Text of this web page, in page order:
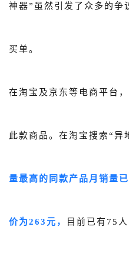
神器”虽然引发了众多的争
买单。
在淘宝及京东等电商平台
此款商品。在淘宝搜索“异
量最高的同款产品月销量
价为263元， 目前已有75人